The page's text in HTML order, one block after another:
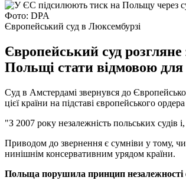
Фото: DPA
Європейський суд в Люксембурзі
Європейський суд
Польщі стати відмовою для
Суд в Амстердамі звернувся до
цієї країни на підставі європейського
"З 2007 року незалежність польських
Приводом до звернення є сумніви у тому,
нинішнім консервативним урядом країни.
Польща порушила принцип незалежності